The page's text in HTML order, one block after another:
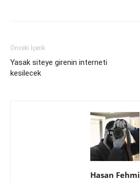
Önceki İçerik
Yasak siteye girenin interneti
kesilecek
Hasan Fehmi